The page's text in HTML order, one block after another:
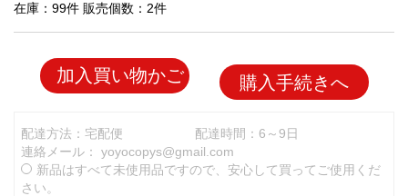
在庫：99件 販売個数：2件
加入買い物かご 購入手続きへ
配達方法：宅配便
配達時間：6～9日
連絡メール： yoyocopys@gmail.com
新品はすべて未使用品ですので、安心して買ってご使用くだ
さい。